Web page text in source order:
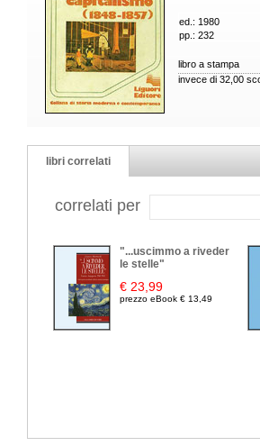
ed.: 1980
pp.: 232
libro a stampa
invece di 32,00
libri correlati
correlati per
"...uscimmo a riveder
le stelle"
€ 23,99
prezzo eBook € 13,49